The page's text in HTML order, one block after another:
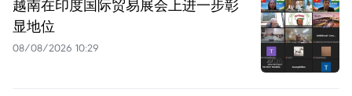
越南在印度国际贸易展会上进一步彰
显地位
08/08/2026 10:29